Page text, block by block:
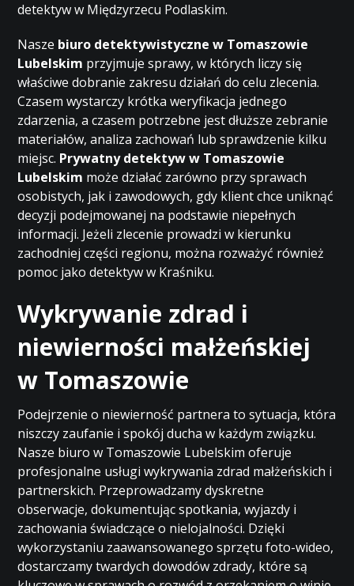
detektyw w Międzyrzecu Podlaskim.
Nasze biuro detektywistyczne w Tomaszowie
Lubelskim przyjmuje sprawy, w których liczy się
właściwe dobranie zakresu działań do celu zlecenia.
Czasem wystarczy krótka weryfikacja jednego
zdarzenia, a czasem potrzebne jest dłuższe zebranie
materiałów, analiza zachowań lub sprawdzenie kilku
miejsc. Prywatny detektyw w Tomaszowie
Lubelskim może działać zarówno przy sprawach
osobistych, jak i zawodowych, gdy klient chce uniknąć
decyzji podejmowanej na podstawie niepełnych
informacji. Jeżeli zlecenie prowadzi w kierunku
zachodniej części regionu, można rozważyć również
pomoc jakodetektyw w Kraśniku.
Wykrywanie zdrad i
niewierności małżeńskiej
w Tomaszowie
Podejrzenie o niewierność partnera to sytuacja, która
niszczy zaufanie i spokój ducha w każdym związku.
Nasze biuro w Tomaszowie Lubelskim oferuje
profesjonalne usługi wykrywania zdrad małżeńskich i
partnerskich. Przeprowadzamy dyskretne
obserwacje, dokumentując spotkania, wyjazdy i
zachowania świadczące o nielojalności. Dzięki
wykorzystaniu zaawansowanego sprzętu foto-wideo,
dostarczamy twardych dowodów zdrady, które są